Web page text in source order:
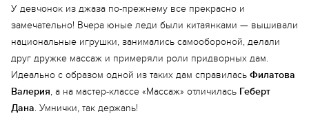
Еще 2 фото
У девчонок из джаза по-прежнему все прекрасно и
замечательно! Вчера юные леди были китаянками — вышивали
национальные игрушки, занимались самообороной, делали
друг дружке массаж и примеряли роли придворных дам.
Идеально с образом одной из таких дам справилась Филатова
Валерия, а на мастер-классе «Массаж» отличилась Геберт
Дана. Умнички, так держаnь!